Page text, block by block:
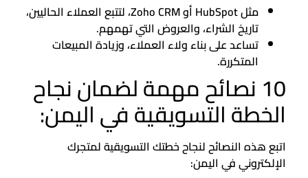
مثل HubSpot أو Zoho CRM، لتتبع العملاء الحاليين،
تاريخ الشراء، والعروض التي تهمهم.
تساعد على بناء ولاء العملاء، وزيادة المبيعات
المتكررة.
10 نصائح مهمة لضمان نجاح
الخطة التسويقية في اليمن:
اتبع هذه النصائح لنجاح خطتك التسويقية لمتجرك
الإلكتروني في اليمن: